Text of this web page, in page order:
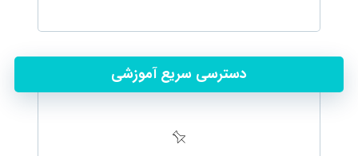
دسترسی سریع آموزشی